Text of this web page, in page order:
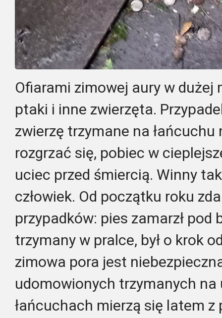
Ofiarami zimowej aury w dużej
ptaki i inne zwierzęta.
zwierzę trzymane na
rozgrzać się, pobiec w
uciec przed śmiercią. Winny
człowiek. Od początku roku
przypadków: pies zamarzł pod
trzymany w pralce, był o krok
zimowa pora jest
udomowionych trzymanych na
łańcuchach mierzą się latem z